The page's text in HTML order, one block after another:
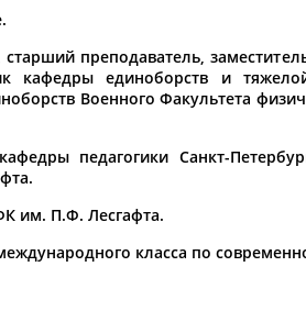
по чч мм год
преподаватель,
кафедры единоборств и
Военного Факультета
педагогики Санкт-
им. П.Ф. Лесгафта.
класса по